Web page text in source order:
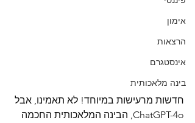
אימון
הרצאות
אינסטגרם
בינה מלאכותית
חדשות מרעישות במיוחד! לא תאמינו, אבל
ChatGPT-4o, הבינה המלאכותית החכמה